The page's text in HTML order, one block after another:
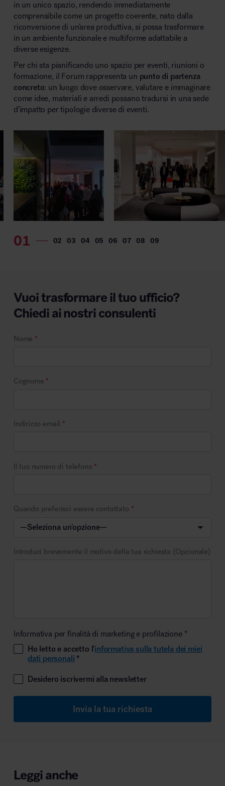
in un unico spazio, rendendo immediatamente
comprensibile come un progetto coerente, nato dalla
riconversione di un’area produttiva, si possa trasformare
in un ambiente funzionale e multiforme adattabile a
diverse esigenze.
Per chi sta pianificando uno spazio per eventi, riunioni o
formazione, il Forum rappresenta un punto di partenza
concreto: un luogo dove osservare, valutare e immaginare
come idee, materiali e arredi possano tradursi in una sede
d’impatto per tipologie diverse di eventi.
Vuoi trasformare il tuo ufficio?
Chiedi ai nostri consulenti
Nome *
Cognome *
Indirizzo email *
Il tuo numero di telefono *
Quando preferisci essere contattato *
Introduci brevemente il motivo della tua richiesta (Opzionale)
Informativa per finalità di marketing e profilazione *
Ho letto e accetto l'informativa sulla tutela dei miei
dati personali *
Desidero iscrivermi alla newsletter
Invia la tua richiesta
Leggi anche